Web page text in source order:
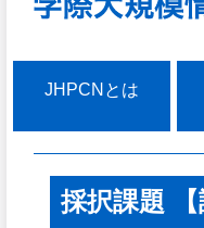
JHPCNとは
採択課題 【